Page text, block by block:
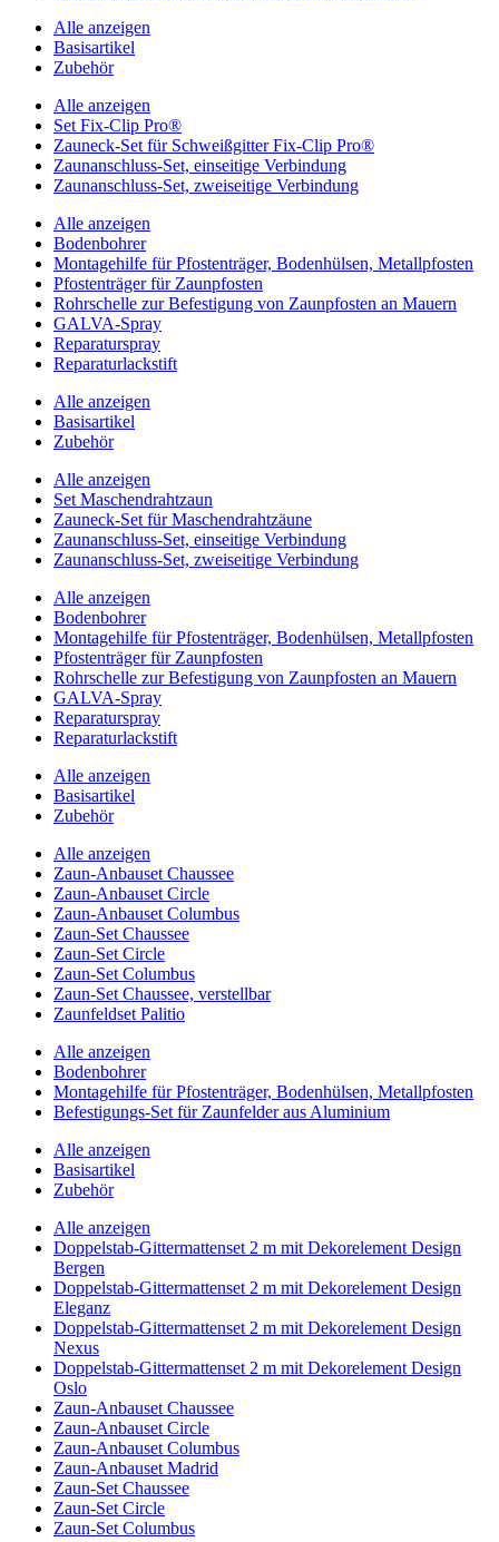
Alle anzeigen
Basisartikel
Zubehör
Alle anzeigen
Set Fix-Clip Pro®
Zauneck-Set für Schweißgitter Fix-Clip Pro®
Zaunanschluss-Set, einseitige Verbindung
Zaunanschluss-Set, zweiseitige Verbindung
Alle anzeigen
Bodenbohrer
Montagehilfe für Pfostenträger, Bodenhülsen, Metallpfosten
Pfostenträger für Zaunpfosten
Rohrschelle zur Befestigung von Zaunpfosten an Mauern
GALVA-Spray
Reparaturspray
Reparaturlackstift
Alle anzeigen
Basisartikel
Zubehör
Alle anzeigen
Set Maschendrahtzaun
Zauneck-Set für Maschendrahtzäune
Zaunanschluss-Set, einseitige Verbindung
Zaunanschluss-Set, zweiseitige Verbindung
Alle anzeigen
Bodenbohrer
Montagehilfe für Pfostenträger, Bodenhülsen, Metallpfosten
Pfostenträger für Zaunpfosten
Rohrschelle zur Befestigung von Zaunpfosten an Mauern
GALVA-Spray
Reparaturspray
Reparaturlackstift
Alle anzeigen
Basisartikel
Zubehör
Alle anzeigen
Zaun-Anbauset Chaussee
Zaun-Anbauset Circle
Zaun-Anbauset Columbus
Zaun-Set Chaussee
Zaun-Set Circle
Zaun-Set Columbus
Zaun-Set Chaussee, verstellbar
Zaunfeldset Palitio
Alle anzeigen
Bodenbohrer
Montagehilfe für Pfostenträger, Bodenhülsen, Metallpfosten
Befestigungs-Set für Zaunfelder aus Aluminium
Alle anzeigen
Basisartikel
Zubehör
Alle anzeigen
Doppelstab-Gittermattenset 2 m mit Dekorelement Design
Bergen
Doppelstab-Gittermattenset 2 m mit Dekorelement Design
Eleganz
Doppelstab-Gittermattenset 2 m mit Dekorelement Design
Nexus
Doppelstab-Gittermattenset 2 m mit Dekorelement Design
Oslo
Zaun-Anbauset Chaussee
Zaun-Anbauset Circle
Zaun-Anbauset Columbus
Zaun-Anbauset Madrid
Zaun-Set Chaussee
Zaun-Set Circle
Zaun-Set Columbus